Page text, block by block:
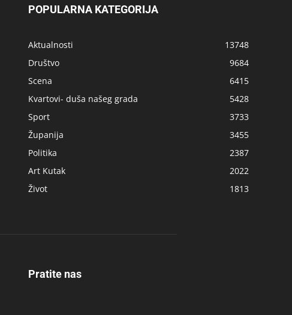
POPULARNA KATEGORIJA
Aktualnosti
13748
Društvo
9684
Scena
6415
Kvartovi- duša našeg grada
5428
Sport
3733
Županija
3455
Politika
2387
Art Kutak
2022
Život
1813
Pratite nas